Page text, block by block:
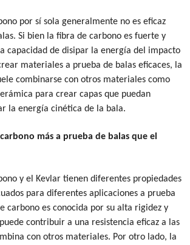
por sí sola generalmente no es eficaz
Si bien la fibra de carbono es fuerte y
capacidad de disipar la energía del impacto
materiales a prueba de balas eficaces, la
combinarse con otros materiales como
para crear capas que puedan
la energía cinética de la bala.
más a prueba de balas que el
y el Kevlar tienen diferentes propiedades
para diferentes aplicaciones a prueba
carbono es conocida por su alta rigidez y
contribuir a una resistencia eficaz a las
con otros materiales. Por otro lado, la